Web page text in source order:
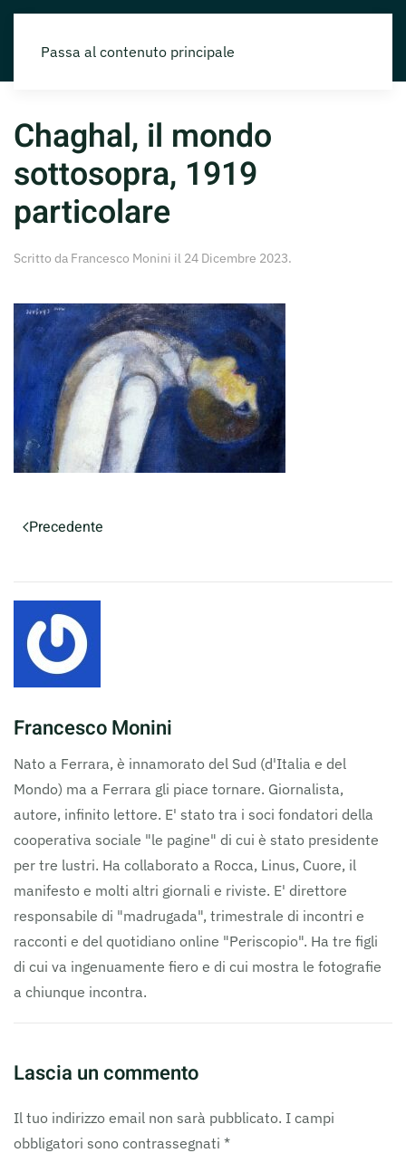
Passa al contenuto principale
Chaghal, il mondo
sottosopra, 1919
particolare
Scritto da Francesco Monini il 24 Dicembre 2023.
Precedente
Francesco Monini
Nato a Ferrara, è innamorato del Sud (d'Italia e del
Mondo) ma a Ferrara gli piace tornare. Giornalista,
autore, infinito lettore. E' stato tra i soci fondatori della
cooperativa sociale "le pagine" di cui è stato presidente
per tre lustri. Ha collaborato a Rocca, Linus, Cuore, il
manifesto e molti altri giornali e riviste. E' direttore
responsabile di "madrugada", trimestrale di incontri e
racconti e del quotidiano online "Periscopio". Ha tre figli
di cui va ingenuamente fiero e di cui mostra le fotografie
a chiunque incontra.
Lascia un commento
Il tuo indirizzo email non sarà pubblicato. I campi
obbligatori sono contrassegnati *